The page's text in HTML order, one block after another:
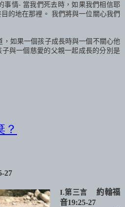
事情- 當我們死去時，如果我們相信耶
的地在那裡。 我們將與一位關心我們
，如果一個孩子成長時與一個不關心他
與一個慈愛的父親一起成長的分別是
？
27
I.第三言
約翰福
音19:25-27